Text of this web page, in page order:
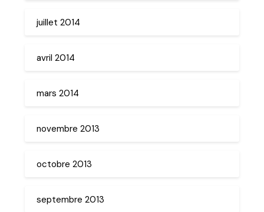
juillet 2014
avril 2014
mars 2014
novembre 2013
octobre 2013
septembre 2013